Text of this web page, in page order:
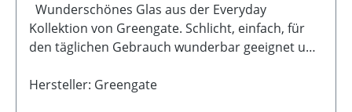
Wunderschönes Glas aus der Everyday
Kollektion von Greengate. Schlicht, einfach, für
den täglichen Gebrauch wunderbar geeignet und
das Rillenmuster bekommt das Glas einen
Hersteller: Greengate